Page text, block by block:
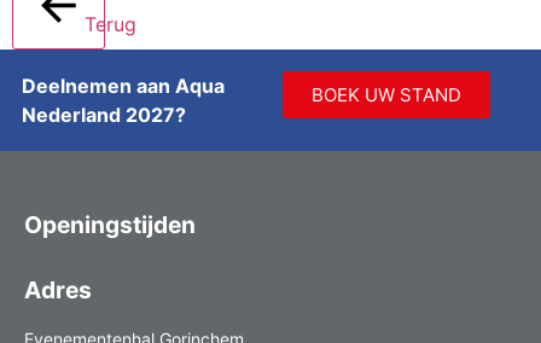
Terug
Deelnemen aan Aqua
Nederland 2027?
BOEK UW STAND
Openingstijden
Adres
Evenementenhal Gorinchem